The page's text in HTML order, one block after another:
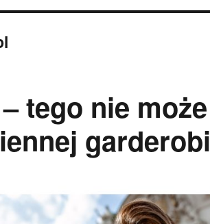
tego nie może